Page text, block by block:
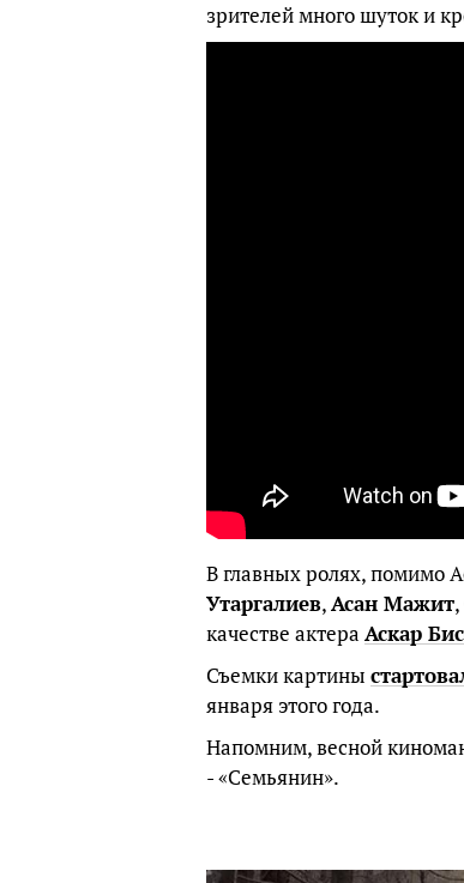
зрителей много шуток и
В главных ролях, помимо
Утаргалиев,Асан Мажит,
качестве актера Аскар
Съемки картины
января этого года.
Напомним, весной
- «Семьянин».